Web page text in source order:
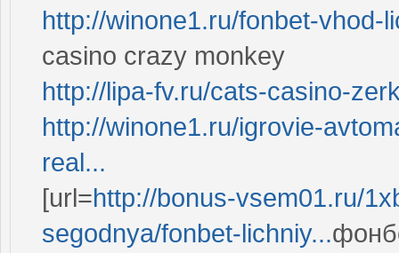
http://winone1.ru/fonbet-vhod-
casino crazy monkey
http://lipa-fv.ru/cats-casino-
http://winone1.ru/igrovie-
real...
[url=http://bonus-vsem01.ru/
segodnya/fonbet-lichniy...